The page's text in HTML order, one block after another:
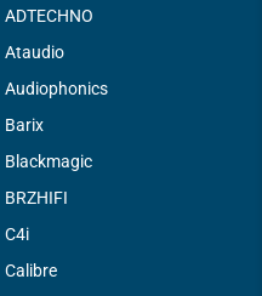
ADTECHNO
Ataudio
Audiophonics
Barix
Blackmagic
BRZHIFI
C4i
Calibre